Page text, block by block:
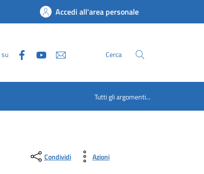
Accedi all'area personale
su Cerca
Tutti gli argomenti...
Condividi Azioni